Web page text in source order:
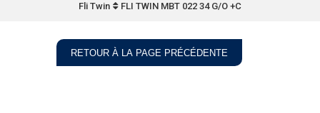
Fli Twin
FLI TWIN MBT 022 34 G/O +C
RETOUR À LA PAGE PRÉCÉDENTE